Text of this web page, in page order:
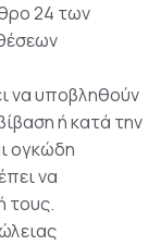
24 των
να υποβληθούν
ή κατά την
ογκώδη
να
τους.